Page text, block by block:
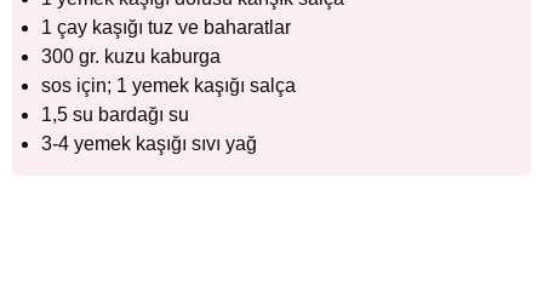
1 çay kaşığı tuz ve baharatlar
300 gr. kuzu kaburga
sos için; 1 yemek kaşığı salça
1,5 su bardağı su
3-4 yemek kaşığı sıvı yağ